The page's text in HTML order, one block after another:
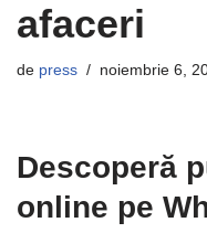
afaceri
de press noiembrie 6,
Descoperă
online pe